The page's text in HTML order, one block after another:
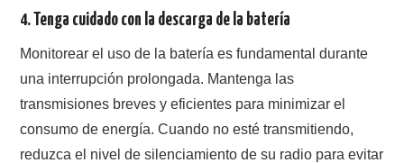
4. Tenga cuidado con la descarga de la batería
Monitorear el uso de la batería es fundamental durante
una interrupción prolongada. Mantenga las
transmisiones breves y eficientes para minimizar el
consumo de energía. Cuando no esté transmitiendo,
reduzca el nivel de silenciamiento de su radio para evitar